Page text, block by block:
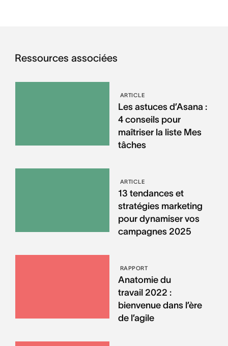
Ressources associées
ARTICLE
Les astuces d’Asana :
4 conseils pour
maîtriser la liste Mes
tâches
ARTICLE
13 tendances et
stratégies marketing
pour dynamiser vos
campagnes 2025
RAPPORT
Anatomie du
travail 2022 :
bienvenue dans l’ère
de l’agile